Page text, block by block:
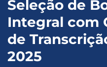
Seleção de
Integral com
de
2025